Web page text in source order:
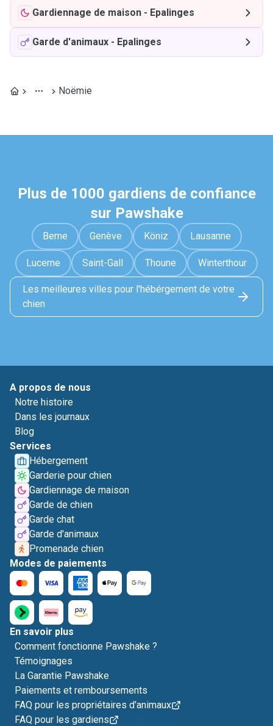
Gardiennage de maison - Epalinges
Garde d'animaux - Epalinges
Noëmie
Plus de 1000 gardiens de confiance
sur Pawshake
Berne Genève Köniz Lausanne
Lucerne Saint-Gall Thoune Winterthour
Les meilleures villes pour l'hébérgement de votre
chien
A propos de nous
Notre histoire
Dans les journaux
Blog
Services
Hébergement
Garderie pour chien
Gardiennage de maison
Garde de chien
Garde chat
Garde d'animaux
Promenade chien
Modes de paiements
En savoir plus
Comment fonctionne Pawshake ?
Témoignages
La Garantie Pawshake
Paiements et remboursements
FAQ pour les propriétaires d'animaux
FAQ pour les gardiens